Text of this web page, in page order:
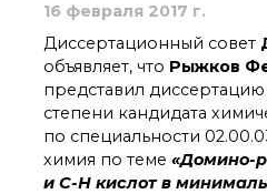
Ученый совет ИОХ
РАН
Диссертационные
советы
Совет молодых ученых
ИОХ РАН
Центр коллективного
пользования
16 февраля 2017 г.
Диссертационный совет
объявляет, что Рыжков
представил
степени кандидата
по специальности
химия по теме «Домино-
и С-Н кислот в